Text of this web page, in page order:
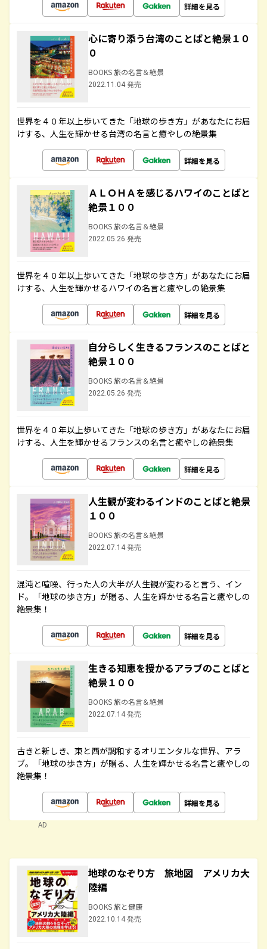
詳細を見る
心に寄り添う台湾のことばと絶景１０
０
BOOKS 旅の名言＆絶景
2022.11.04 発売
世界を４０年以上歩いてきた「地球の歩き方」があなたにお届
けする、人生を輝かせる台湾の名言と癒やしの絶景集
詳細を見る
ＡＬＯＨＡを感じるハワイのことばと
絶景１００
BOOKS 旅の名言＆絶景
2022.05.26 発売
世界を４０年以上歩いてきた「地球の歩き方」があなたにお届
けする、人生を輝かせるハワイの名言と癒やしの絶景集
詳細を見る
自分らしく生きるフランスのことばと
絶景１００
BOOKS 旅の名言＆絶景
2022.05.26 発売
世界を４０年以上歩いてきた「地球の歩き方」があなたにお届
けする、人生を輝かせるフランスの名言と癒やしの絶景集
詳細を見る
人生観が変わるインドのことばと絶景
１００
BOOKS 旅の名言＆絶景
2022.07.14 発売
混沌と喧噪、行った人の大半が人生観が変わると言う、イン
ド。「地球の歩き方」が贈る、人生を輝かせる名言と癒やしの
絶景集！
詳細を見る
生きる知恵を授かるアラブのことばと
絶景１００
BOOKS 旅の名言＆絶景
2022.07.14 発売
古きと新しき、東と西が調和するオリエンタルな世界、アラ
ブ。「地球の歩き方」が贈る、人生を輝かせる名言と癒やしの
絶景集！
詳細を見る
AD
地球のなぞり方 旅地図 アメリカ大
陸編
BOOKS 旅と健康
2022.10.14 発売